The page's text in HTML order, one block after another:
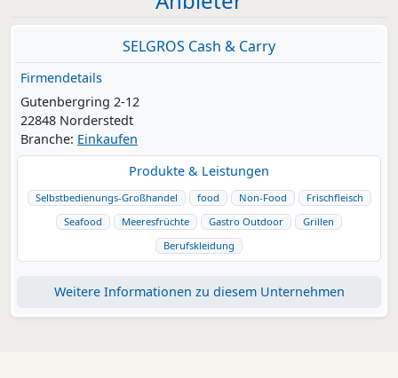
SELGROS Cash & Carry
Firmendetails
Gutenbergring 2-12
22848 Norderstedt
Branche: Einkaufen
Produkte & Leistungen
Selbstbedienungs-Großhandel food Non-Food
Frischfleisch
Seafood
Meeresfrüchte Gastro Outdoor
Grillen
Berufskleidung
Weitere Informationen zu diesem Unternehmen